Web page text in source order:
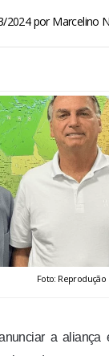
2024porMarcelino
Foto: Reprodução
a aliança